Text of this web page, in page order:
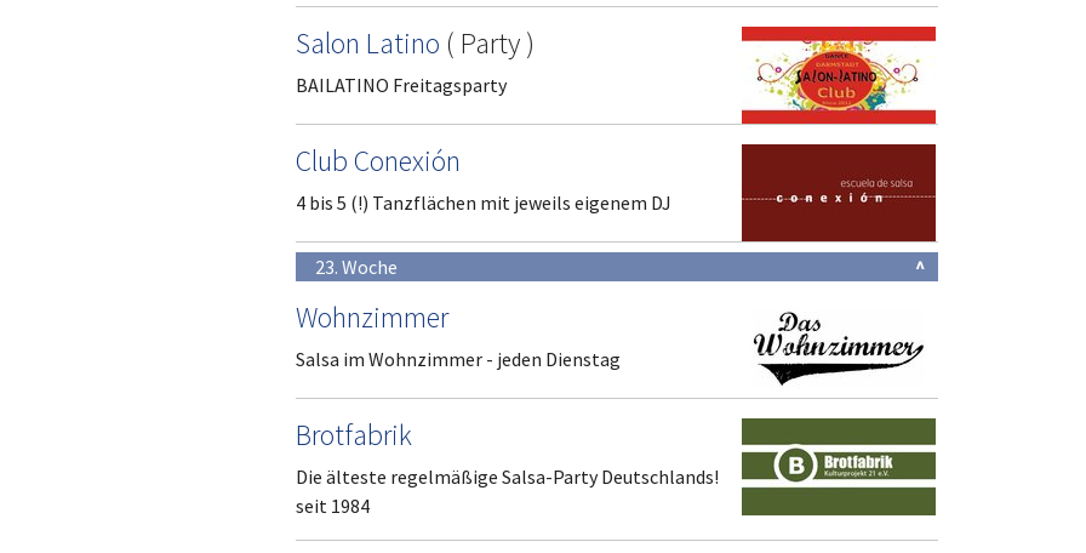
Salon Latino ( Party)
BAILATINO Freitagsparty
Club Conexión
4 bis 5 (!) Tanzflächen mit jeweils eigenem DJ
23. Woche ^
Wohnzimmer
Salsa im Wohnzimmer - jeden Dienstag
Brotfabrik
Die älteste regelmäßige Salsa-Party Deutschlands!
seit 1984